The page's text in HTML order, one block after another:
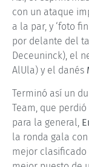
con un ataque
a la par, y ‘foto
por delante del
Deceuninck), el
AlUla) y el danés
Terminó así un
Team, que
para la general,
la ronda gala
mejor clasificado